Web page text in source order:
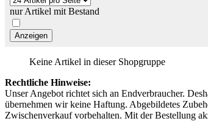
nur Artikel mit Bestand
Keine Artikel in dieser Shopgruppe
Rechtliche Hinweise:
Unser Angebot richtet sich an Endverbraucher.
übernehmen wir keine Haftung. Abgebildetes
Zwischenverkauf vorbehalten. Mit der Bestellung